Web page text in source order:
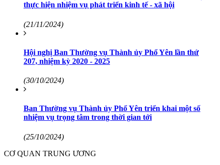
thực hiện nhiệm vụ phát triển kinh tế - xã hội
(21/11/2024)
Hội nghị Ban Thường vụ Thành ủy Phổ Yên lần thứ
207, nhiệm kỳ 2020 - 2025
(30/10/2024)
Ban Thường vụ Thành ủy Phổ Yên triển khai một số
nhiệm vụ trọng tâm trong thời gian tới
(25/10/2024)
CƠ QUAN TRUNG ƯƠNG